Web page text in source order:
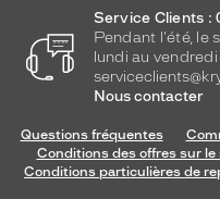
Service Clients :
Pendant l'été, le
lundi au vendredi
Nous contacter
Questions fréquentes
Conditions des offres sur le
Conditions particulières de